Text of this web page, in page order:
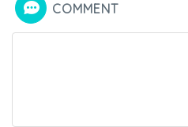
COMMENT